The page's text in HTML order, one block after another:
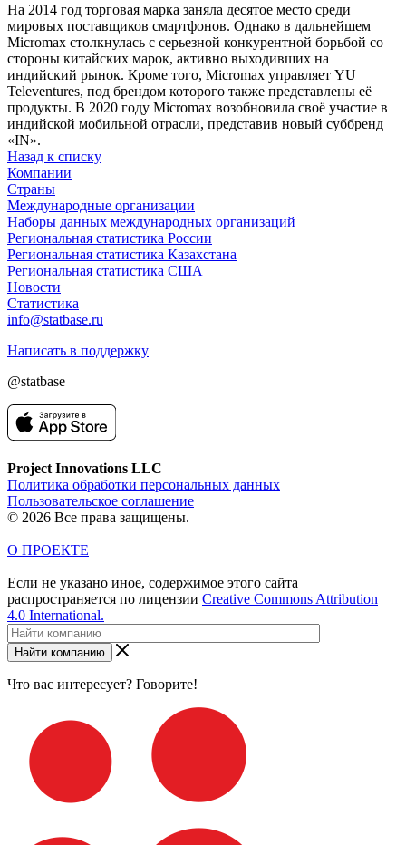
На 2014 год торговая марка заняла десятое место среди
мировых поставщиков смартфонов. Однако в дальнейшем
Micromax столкнулась с серьезной конкурентной борьбой со
стороны китайских марок, активно выходивших на
индийский рынок. Кроме того, Micromax управляет YU
Televentures, под брендом которого также представлены её
продукты. В 2020 году Micromax возобновила своё участие в
индийской мобильной отрасли, представив новый суббренд
«IN».
Назад к списку
Компании
Страны
Международные организации
Наборы данных международных организаций
Региональная статистика России
Региональная статистика Казахстана
Региональная статистика США
Новости
Статистика
info@statbase.ru
Написать в поддержку
@statbase
Project Innovations LLC
Политика обработки персональных данных
Пользовательское соглашение
© 2026 Все права защищены.
О ПРОЕКТЕ
Если не указано иное, содержимое этого сайта
распространяется по лицензии Creative Commons Attribution
4.0 International.
Найти компанию
Что вас интересует? Говорите!